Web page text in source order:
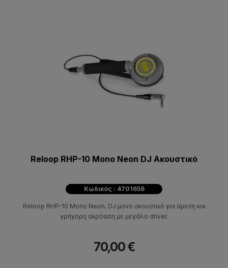
Reloop RHP-10 Mono Neon DJ Ακουστικό
Κωδικός : 4701656
Reloop RHP-10 Mono Neon, DJ μονό ακουστικό για άμεση και
γρήγορη ακρόαση με μεγάλο driver.
70,00 €